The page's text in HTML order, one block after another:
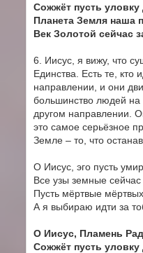
Сожжёт пусть
Планета Земля наша
Век Золотой сейчас
6. Иисус, я вижу, что
Единства. Есть те, кто
направлении, и они
большинство людей на
другом направлении.
это самое серьёзное
Земле – то, что
О Иисус, эго пусть
Все узы земные сейчас
Пусть мёртвые
А я выбираю идти за
О Иисус, Пламень
Сожжёт пусть